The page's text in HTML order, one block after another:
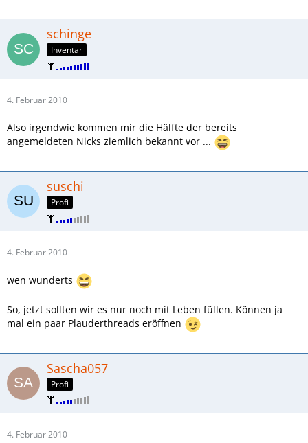
schinge
Inventar
4. Februar 2010
Also irgendwie kommen mir die Hälfte der bereits
angemeldeten Nicks ziemlich bekannt vor ...
suschi
Profi
4. Februar 2010
wen wunderts
So, jetzt sollten wir es nur noch mit Leben füllen. Können ja
mal ein paar Plauderthreads eröffnen
Sascha057
Profi
4. Februar 2010